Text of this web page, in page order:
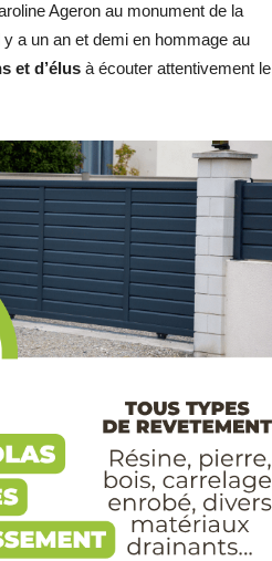
Ageron au monument de la
a un an et demi en hommage au
et d’élus à écouter attentivement le